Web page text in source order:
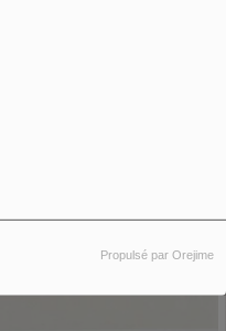
Propulsé par Orejime